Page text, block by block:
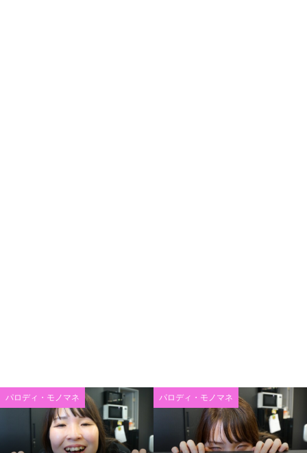
パロディ・モノマネ パロディ・モノマネ